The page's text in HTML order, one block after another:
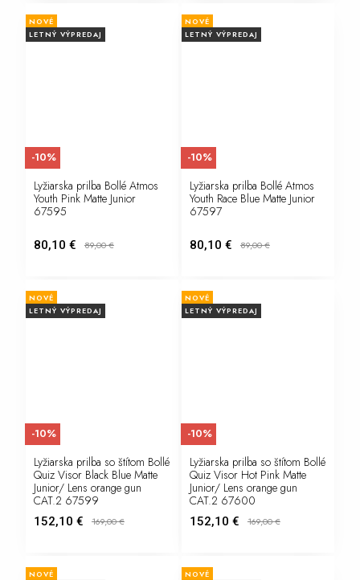
NOVÉ
LETNÝ VÝPREDAJ
Lyžiarska prilba Bollé Atmos
Youth Pink Matte Junior
67595
80,10 € 89,00€
-10%
NOVÉ
LETNÝ VÝPREDAJ
Lyžiarska prilba Bollé Atmos
Youth Race Blue Matte Junior
67597
80,10 € 89,00€
-10%
NOVÉ
LETNÝ VÝPREDAJ
Lyžiarska prilba so štítom Bollé
Quiz Visor Black Blue Matte
Junior/ Lens orange gun
CAT.2 67599
152,10 € 169,00€
-10%
NOVÉ
LETNÝ VÝPREDAJ
Lyžiarska prilba so štítom Bollé
Quiz Visor Hot Pink Matte
Junior/ Lens orange gun
CAT.2 67600
152,10 € 169,00€
-10%
NOVÉ
NOVÉ